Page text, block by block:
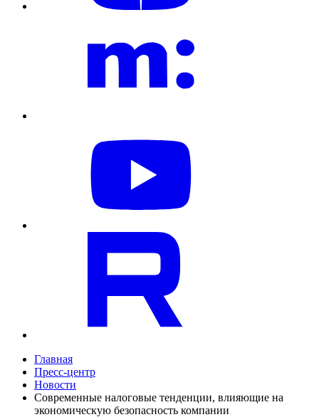
Главная
Пресс-центр
Новости
Современные налоговые тенденции, влияющие на
экономическую безопасность компании